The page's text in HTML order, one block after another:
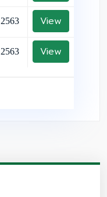
2563 View
2563 View